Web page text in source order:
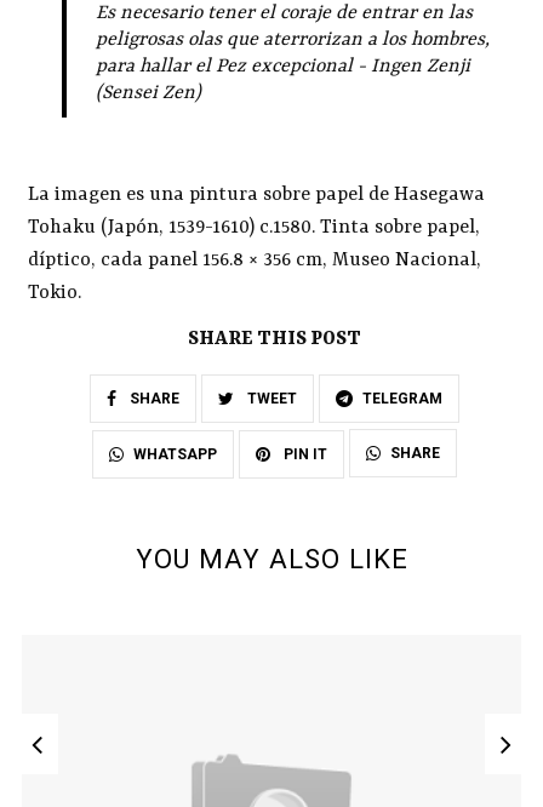
Es necesario tener el coraje de entrar en las
peligrosas olas que aterrorizan a los hombres,
para hallar el Pez excepcional - Ingen Zenji
(Sensei Zen)
La imagen es una pintura sobre papel de Hasegawa
Tohaku (Japón, 1539-1610) c.1580. Tinta sobre papel,
díptico, cada panel 156.8 × 356 cm, Museo Nacional,
Tokio.
SHARE THIS POST
SHARE TWEET TELEGRAM
WHATSAPP PIN IT SHARE
YOU MAY ALSO LIKE